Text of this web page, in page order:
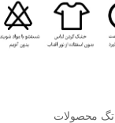
تگ محصولات